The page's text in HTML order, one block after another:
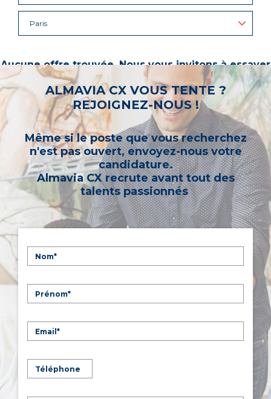
Paris
Aucune offre trouvée. Nous vous invitons à essayer
d’autres mots-clés ou à sélectionner un « métier ».
ALMAVIA CX VOUS TENTE ?
REJOIGNEZ-NOUS !
Même si le poste que vous recherchez
n'est pas ouvert, envoyez-nous votre
candidature.
Almavia CX recrute avant tout des
talents passionnés